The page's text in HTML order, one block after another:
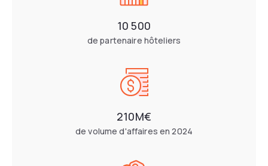
10 500
de partenaire hôteliers
210M€
de volume d'affaires en 2024